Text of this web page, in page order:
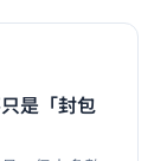
是「封包